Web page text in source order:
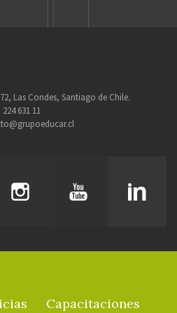
Las Condes, Santiago de Chile.
224 631 11
Capacitaciones